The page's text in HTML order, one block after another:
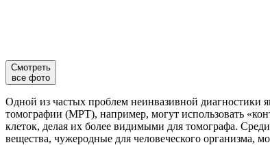
Смотреть
все фото
Одной из частых проблем неинвазивной диагностики
томографии (МРТ), например, могут использовать
клеток, делая их более видимыми для томографа.
вещества, чужеродные для человеческого организма,